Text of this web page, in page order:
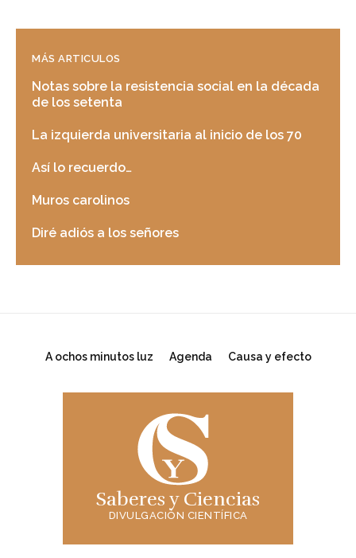
MÁS ARTICULOS
Notas sobre la resistencia social en la década
de los setenta
La izquierda universitaria al inicio de los 70
Así lo recuerdo…
Muros carolinos
Diré adiós a los señores
A ochos minutos luz Agenda Causa y efecto
Saberes y Ciencias
DIVULGACIÓN CIENTÍFICA